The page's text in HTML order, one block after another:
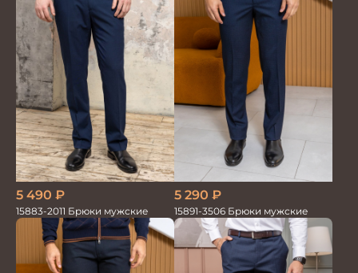
5 490 ₽
15883-2011 Брюки мужские
5 290 ₽
15891-3506 Брюки мужские